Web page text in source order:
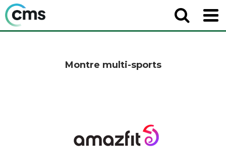
Montre multi-sports